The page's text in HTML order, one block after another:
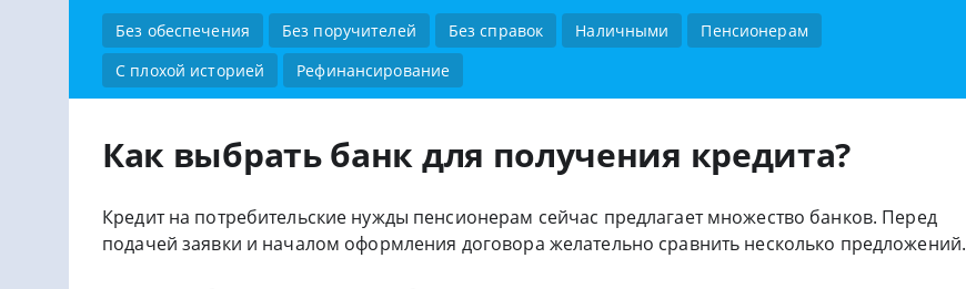
Без обеспечения Без поручителей Без справок Наличными
Пенсионерам
С плохой историей
Рефинансирование
Как выбрать банк для получения кредита?
Кредит на потребительские нужды пенсионерам сейчас предлагает множество банков. Перед
подачей заявки и началом оформления договора желательно сравнить несколько предложений.